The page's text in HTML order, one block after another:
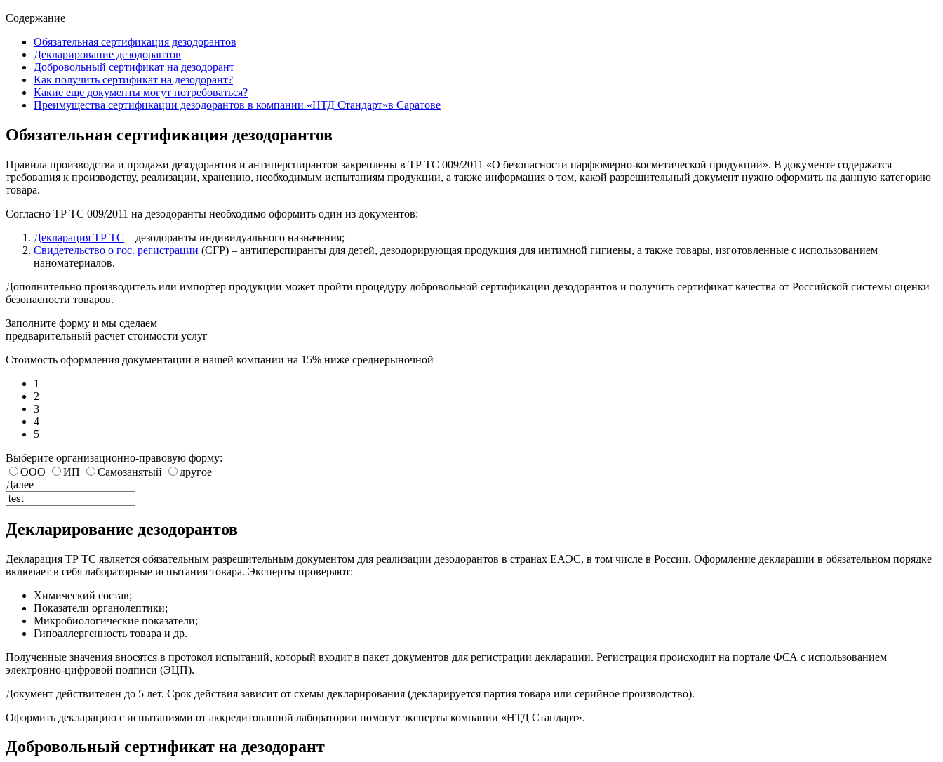
Содержание
Обязательная сертификация дезодорантов
Декларирование дезодорантов
Добровольный сертификат на дезодорант
Как получить сертификат на дезодорант?
Какие еще документы могут потребоваться?
Преимущества сертификации дезодорантов в компании «НТД Стандарт»в Саратове
Обязательная сертификация дезодорантов
Правила производства и продажи дезодорантов и антиперспирантов закреплены в ТР ТС 009/2011 «О безопасности парфюмерно-косметической продукции». В документе содержатся
требования к производству, реализации, хранению, необходимым испытаниям продукции, а также информация о том, какой разрешительный документ нужно оформить на данную категорию
товара.
Согласно ТР ТС 009/2011 на дезодоранты необходимо оформить один из документов:
Декларация ТР ТС – дезодоранты индивидуального назначения;
Свидетельство о гос. регистрации (СГР) – антиперспиранты для детей, дезодорирующая продукция для интимной гигиены, а также товары, изготовленные с использованием
наноматериалов.
Дополнительно производитель или импортер продукции может пройти процедуру добровольной сертификации дезодорантов и получить сертификат качества от Российской системы оценки
безопасности товаров.
Заполните форму и мы сделаем
предварительный расчет стоимости услуг
Стоимость оформления документации в нашей компании на 15% ниже среднерыночной
1
2
3
4
5
Выберите организационно-правовую форму:
ООО
ИП Самозанятый
другое
Далее
Декларирование дезодорантов
Декларация ТР ТС является обязательным разрешительным документом для реализации дезодорантов в странах ЕАЭС, в том числе в России. Оформление декларации в обязательном порядке
включает в себя лабораторные испытания товара. Эксперты проверяют:
Химический состав;
Показатели органолептики;
Микробиологические показатели;
Гипоаллергенность товара и др.
Полученные значения вносятся в протокол испытаний, который входит в пакет документов для регистрации декларации. Регистрация происходит на портале ФСА с использованием
электронно-цифровой подписи (ЭЦП).
Документ действителен до 5 лет. Срок действия зависит от схемы декларирования (декларируется партия товара или серийное производство).
Оформить декларацию с испытаниями от аккредитованной лаборатории помогут эксперты компании «НТД Стандарт».
Добровольный сертификат на дезодорант